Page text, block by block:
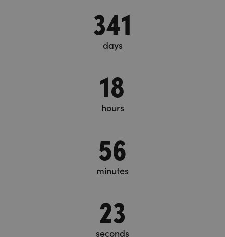
341
days
18
hours
56
minutes
25
seconds